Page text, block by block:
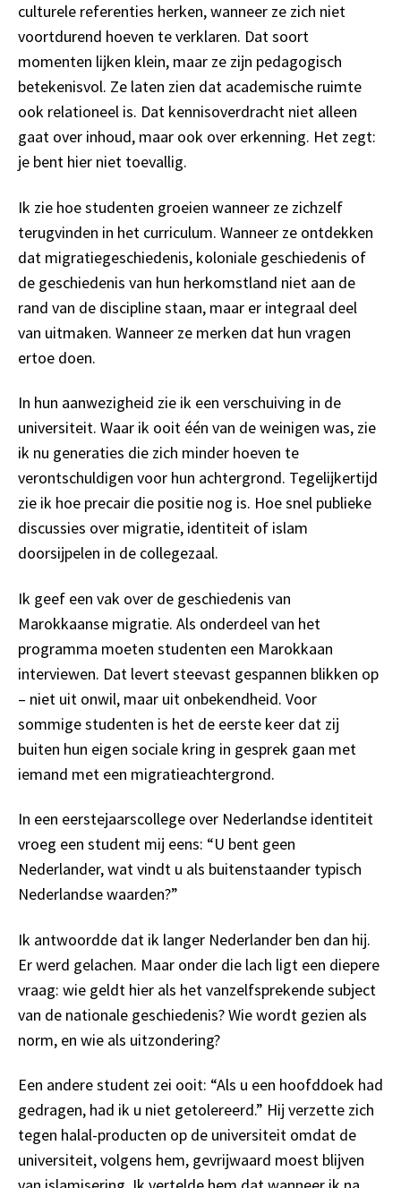
culturele referenties herken, wanneer ze zich niet
voortdurend hoeven te verklaren. Dat soort
momenten lijken klein, maar ze zijn pedagogisch
betekenisvol. Ze laten zien dat academische ruimte
ook relationeel is. Dat kennisoverdracht niet alleen
gaat over inhoud, maar ook over erkenning. Het zegt:
je bent hier niet toevallig.
Ik zie hoe studenten groeien wanneer ze zichzelf
terugvinden in het curriculum. Wanneer ze ontdekken
dat migratiegeschiedenis, koloniale geschiedenis of
de geschiedenis van hun herkomstland niet aan de
rand van de discipline staan, maar er integraal deel
van uitmaken. Wanneer ze merken dat hun vragen
ertoe doen.
In hun aanwezigheid zie ik een verschuiving in de
universiteit. Waar ik ooit één van de weinigen was, zie
ik nu generaties die zich minder hoeven te
verontschuldigen voor hun achtergrond. Tegelijkertijd
zie ik hoe precair die positie nog is. Hoe snel publieke
discussies over migratie, identiteit of islam
doorsijpelen in de collegezaal.
Ik geef een vak over de geschiedenis van
Marokkaanse migratie. Als onderdeel van het
programma moeten studenten een Marokkaan
interviewen. Dat levert steevast gespannen blikken op
– niet uit onwil, maar uit onbekendheid. Voor
sommige studenten is het de eerste keer dat zij
buiten hun eigen sociale kring in gesprek gaan met
iemand met een migratieachtergrond.
In een eerstejaarscollege over Nederlandse identiteit
vroeg een student mij eens: “U bent geen
Nederlander, wat vindt u als buitenstaander typisch
Nederlandse waarden?”
Ik antwoordde dat ik langer Nederlander ben dan hij.
Er werd gelachen. Maar onder die lach ligt een diepere
vraag: wie geldt hier als het vanzelfsprekende subject
van de nationale geschiedenis? Wie wordt gezien als
norm, en wie als uitzondering?
Een andere student zei ooit: “Als u een hoofddoek had
gedragen, had ik u niet getolereerd.” Hij verzette zich
tegen halal-producten op de universiteit omdat de
universiteit, volgens hem, gevrijwaard moest blijven